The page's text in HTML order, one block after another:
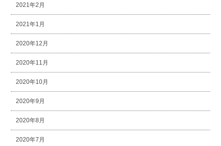
2021年2月
2021年1月
2020年12月
2020年11月
2020年10月
2020年9月
2020年8月
2020年7月